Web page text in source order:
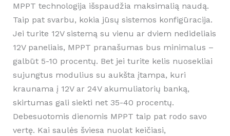
MPPT technologija išspaudžia maksimalią naudą.
Taip pat svarbu, kokia jūsų sistemos konfigūracija.
Jei turite 12V sistemą su vienu ar dviem nedideliais
12V paneliais, MPPT pranašumas bus minimalus –
galbūt 5-10 procentų. Bet jei turite kelis nuosekliai
sujungtus modulius su aukšta įtampa, kuri
kraunama į 12V ar 24V akumuliatorių banką,
skirtumas gali siekti net 35-40 procentų.
Debesuotomis dienomis MPPT taip pat rodo savo
vertę. Kai saulės šviesa nuolat keičiasi,